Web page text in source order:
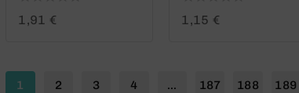
01,91 €
01,15 €
1 2 3 4 … 187 188 189